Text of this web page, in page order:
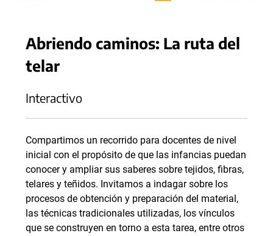
Abriendo caminos: La ruta del
telar
Interactivo
Compartimos un recorrido para docentes de nivel
inicial con el propósito de que las infancias puedan
conocer y ampliar sus saberes sobre tejidos, fibras,
telares y teñidos. Invitamos a indagar sobre los
procesos de obtención y preparación del material,
las técnicas tradicionales utilizadas, los vínculos
que se construyen en torno a esta tarea, entre otros